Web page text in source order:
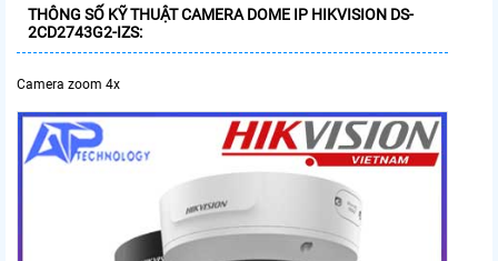
THÔNG SỐ KỸ THUẬT CAMERA DOME IP HIKVISION DS-
2CD2743G2-IZS:
Camera zoom 4x